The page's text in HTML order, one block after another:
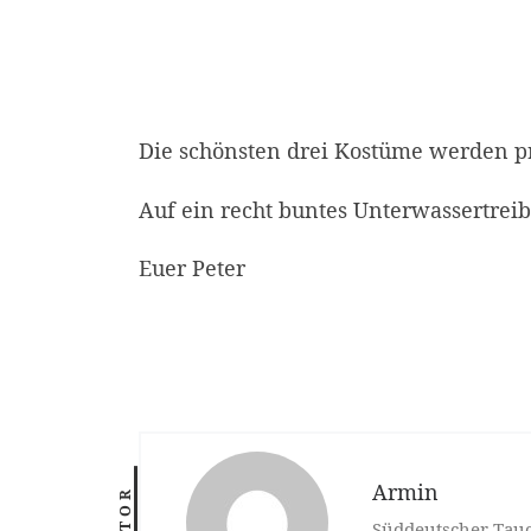
Die schönsten drei Kostüme werden
Auf ein recht buntes
Euer Peter
Armin